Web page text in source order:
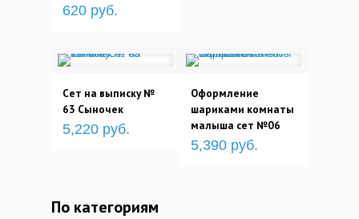
620 руб.
Сет на выписку №
63 Сыночек
5,220 руб.
Оформление
шариками комнаты
малыша сет №06
5,390 руб.
По категориям